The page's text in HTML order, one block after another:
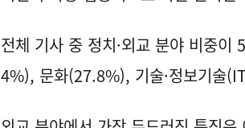
전체 기사 중 정치·외교 분야 비중
4%), 문화(27.8%), 기술·정보기술